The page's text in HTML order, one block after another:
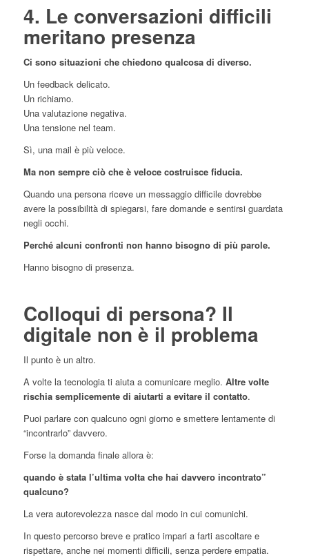
4. Le conversazioni difficili
meritano presenza
Ci sono situazioni che chiedono qualcosa di diverso.
Un feedback delicato.
Un richiamo.
Una valutazione negativa.
Una tensione nel team.
Sì, una mail è più veloce.
Ma non sempre ciò che è veloce costruisce fiducia.
Quando una persona riceve un messaggio difficile dovrebbe
avere la possibilità di spiegarsi, fare domande e sentirsi guardata
negli occhi.
Perché alcuni confronti non hanno bisogno di più parole.
Hanno bisogno di presenza.
Colloqui di persona? Il
digitale non è il problema
Il punto è un altro.
A volte la tecnologia ti aiuta a comunicare meglio. Altre volte
rischia semplicemente di aiutarti a evitare il contatto.
Puoi parlare con qualcuno ogni giorno e smettere lentamente di
“incontrarlo” davvero.
Forse la domanda finale allora è:
quando è stata l’ultima volta che hai davvero incontrato”
qualcuno?
La vera autorevolezza nasce dal modo in cui comunichi.
In questo percorso breve e pratico impari a farti ascoltare e
rispettare, anche nei momenti difficili, senza perdere empatia.